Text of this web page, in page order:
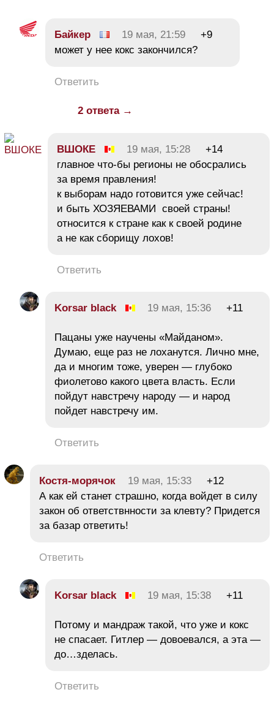
Байкер 19 мая, 21:59
+9
может у нее кокс закончился?
Ответить
2 ответа →
ВШОКЕ 19 мая, 15:28
+14
главное что-бы регионы не обосрались
за время правления!
к выборам надо готовится уже сейчас!
и быть ХОЗЯЕВАМИ своей страны!
относится к стране как к своей родине
а не как сборищу лохов!
Ответить
Korsar black 19 мая, 15:36 +11
Пацаны уже научены «Майданом».
Думаю, еще раз не лоханутся. Лично мне,
да и многим тоже, уверен — глубоко
фиолетово какого цвета власть. Если
пойдут навстречу народу — и народ
пойдет навстречу им.
Ответить
Костя-морячок 19 мая, 15:33
+12
А как ей станет страшно, когда войдет в силу
закон об ответствнности за клевту? Придется
за базар ответить!
Ответить
Korsar black 19 мая, 15:38 +11
Потому и мандраж такой, что уже и кокс
не спасает. Гитлер — довоевался, а эта —
до…зделась.
Ответить